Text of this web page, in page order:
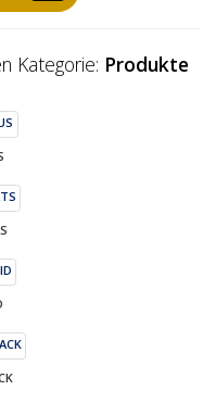
Kategorie: Produkte